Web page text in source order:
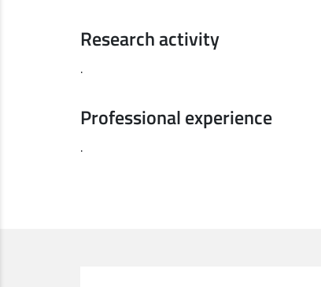
Research activity
.
Professional experience
.